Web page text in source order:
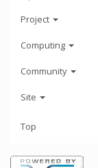
Project
Computing
Community
Site
Top